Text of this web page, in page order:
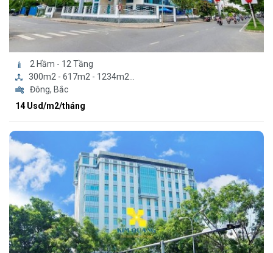
2 Hầm - 12 Tầng
300m2 - 617m2 - 1234m2...
Đông, Bắc
14 Usd/m2/tháng